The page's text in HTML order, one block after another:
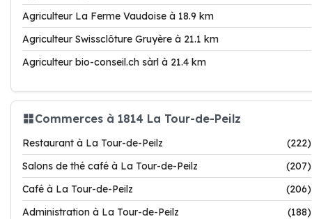
Agriculteur La Ferme Vaudoise à 18.9 km
Agriculteur Swissclôture Gruyère à 21.1 km
Agriculteur bio-conseil.ch sàrl à 21.4 km
Commerces à 1814 La Tour-de-Peilz
Restaurant à La Tour-de-Peilz
(222)
Salons de thé café à La Tour-de-Peilz
(207)
Café à La Tour-de-Peilz
(206)
Administration à La Tour-de-Peilz
(188)